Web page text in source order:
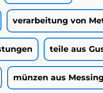
verarbeitung von
teile aus
münzen aus Messing